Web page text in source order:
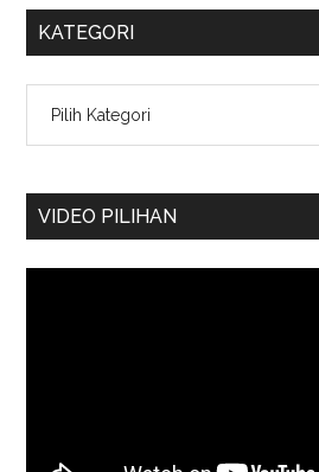
KATEGORI
VIDEO PILIHAN